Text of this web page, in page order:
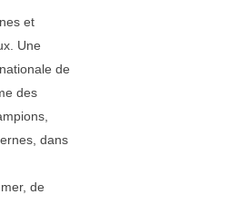
et
Une
de
des
dans
de